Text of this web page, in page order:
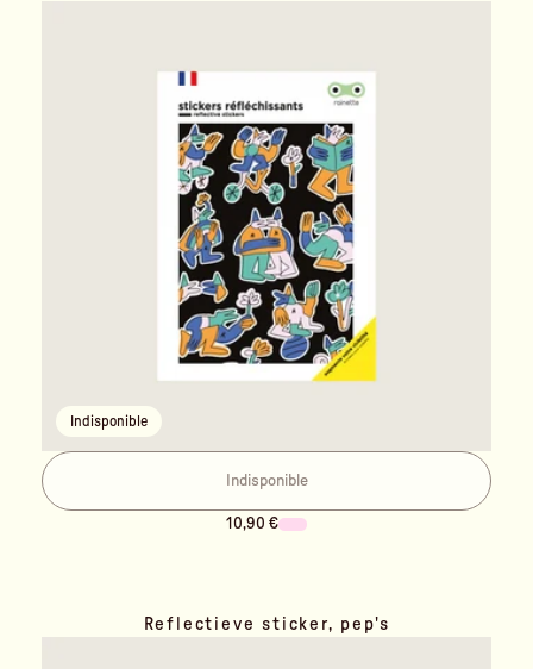
Indisponible
Indisponible
10,90 €
Reflectieve sticker, pep's